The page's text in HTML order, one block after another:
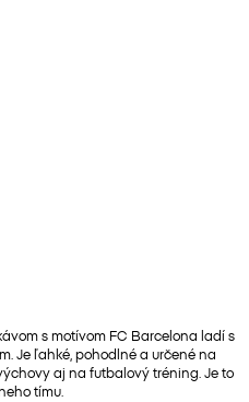
s motívom FC Barcelona ladí s
Je ľahké, pohodlné a určené na
aj na futbalový tréning. Je to
tímu.